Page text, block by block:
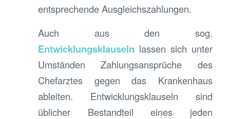
entsprechende Ausgleichszahlungen.
Auch aus den sog.
Entwicklungsklauseln lassen sich unter
Umständen Zahlungsansprüche des
Chefarztes gegen das Krankenhaus
ableiten. Entwicklungsklauseln sind
üblicher Bestandteil eines jeden